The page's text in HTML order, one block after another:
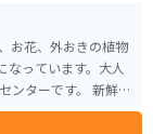
お花、外おきの植物
なっています。大人
ンターです。 新鮮な
しても利用できま